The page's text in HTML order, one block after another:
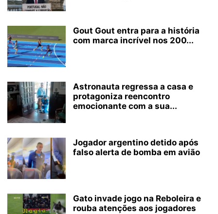
Gout Gout entra para a história
com marca incrível nos 200...
Astronauta regressa a casa e
protagoniza reencontro
emocionante com a sua...
Jogador argentino detido após
falso alerta de bomba em avião
Gato invade jogo na Reboleira e
rouba atenções aos jogadores